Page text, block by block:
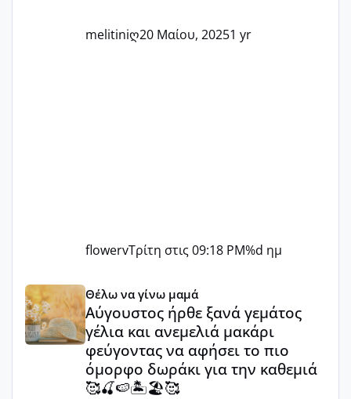
melitiniღ20 Μαίου, 20251 yr
flowervΤρίτη στις 09:18 PM%d ημ
Αύγουστος ήρθε ξανά γεμάτος γέλια και ανεμελιά
Θέλω να γίνω μαμά
Αύγουστος ήρθε ξανά γεμάτος
γέλια και ανεμελιά μακάρι
φεύγοντας να αφήσει το πιο
όμορφο δωράκι για την καθεμιά
🥰🍒🍉🏝️🏖️🥰